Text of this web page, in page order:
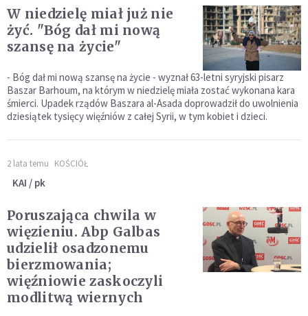
W niedzielę miał już nie
żyć. "Bóg dał mi nową
szansę na życie"
- Bóg dał mi nową szansę na życie - wyznał 63-letni syryjski pisarz
Baszar Barhoum, na którym w niedzielę miała zostać wykonana kara
śmierci. Upadek rządów Baszara al-Asada doprowadził do uwolnienia
dziesiątek tysięcy więźniów z całej Syrii, w tym kobiet i dzieci.
2 lata temu KOŚCIÓŁ
KAI / pk
Poruszająca chwila w
więzieniu. Abp Galbas
udzielił osadzonemu
bierzmowania;
więźniowie zaskoczyli
modlitwą wiernych